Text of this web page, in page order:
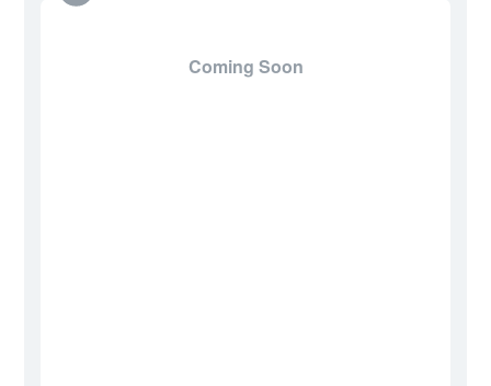
Coming Soon